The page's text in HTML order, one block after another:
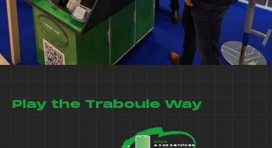
Play the Traboule Way
Vous
& vos services